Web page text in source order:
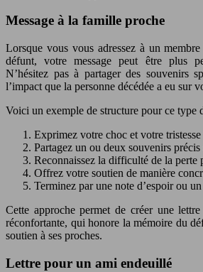
Message à la famille proche
Lorsque vous vous adressez à un
défunt, votre message peut être plus
N’hésitez pas à partager des souvenirs
l’impact que la personne décédée a eu sur
Voici un exemple de structure pour ce type
Exprimez votre choc et votre
Partagez un ou deux souvenirs
Reconnaissez la difficulté de la perte
Offrez votre soutien de manière
Terminez par une note d’espoir ou
Cette approche permet de créer une
réconfortante, qui honore la mémoire du
soutien à ses proches.
Lettre pour un ami endeuillé